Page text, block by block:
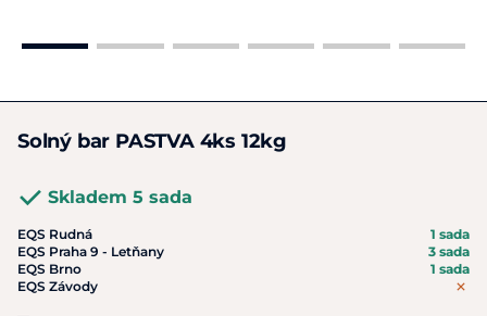
Solný bar PASTVA 4ks 12kg
Skladem 5 sada
EQS Rudná
1 sada
EQS Praha 9 - Letňany
3 sada
EQS Brno
1 sada
EQS Závody